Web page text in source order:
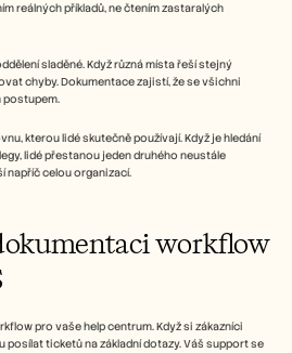
reálných příkladů, ne čtením zastaralých
sladěné. Když různá místa řeší stejný
chyby. Dokumentace zajistí, že se všichni
postupem.
kterou lidé skutečně používají. Když je hledání
lidé přestanou jeden druhého neustále
napříč celou organizací.
workflow
pro vaše help centrum. Když si zákazníci
ticketů na základní dotazy. Váš support se